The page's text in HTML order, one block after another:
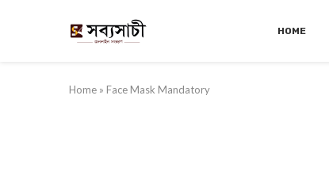
HOME
Home » Face Mask Mandatory